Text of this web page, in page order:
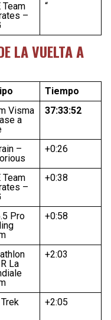
Team
–
“
LA VUELTA A
Tiempo
Visma
a
37:33:52
–
+0:26
Team
–
+0:38
Pro
+0:58
La
+2:03
+2:05